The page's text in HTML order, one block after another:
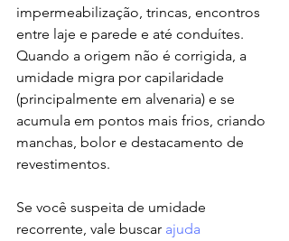
impermeabilização, trincas, encontros
entre laje e parede e até conduítes.
Quando a origem não é corrigida, a
umidade migra por capilaridade
(principalmente em alvenaria) e se
acumula em pontos mais frios, criando
manchas, bolor e destacamento de
revestimentos.
Se você suspeita de umidade
recorrente, vale buscar ajuda